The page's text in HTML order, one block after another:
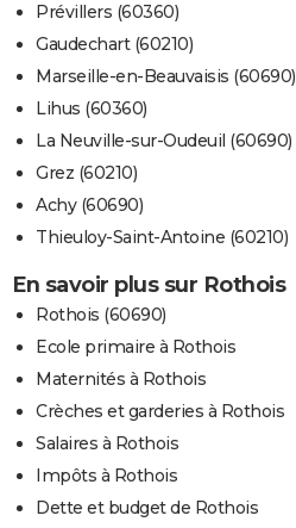
Prévillers (60360)
Gaudechart (60210)
Marseille-en-Beauvaisis (60690)
Lihus (60360)
La Neuville-sur-Oudeuil (60690)
Grez (60210)
Achy (60690)
Thieuloy-Saint-Antoine (60210)
En savoir plus sur Rothois
Rothois (60690)
Ecole primaire à Rothois
Maternités à Rothois
Crèches et garderies à Rothois
Salaires à Rothois
Impôts à Rothois
Dette et budget de Rothois